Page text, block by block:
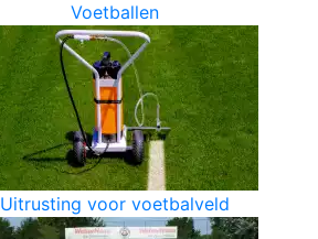
Voetballen
Uitrusting voor voetbalveld